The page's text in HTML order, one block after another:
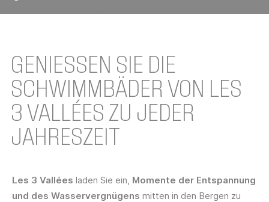
GENIESSEN SIE DIE S
CHWIMMBÄDER VON LES 3
VALLÉES ZU JEDER J
AHRESZEIT
Les 3 Vallées laden Sie ein, Momente der Entspannung
und des Wasservergnügens mitten in den Bergen zu